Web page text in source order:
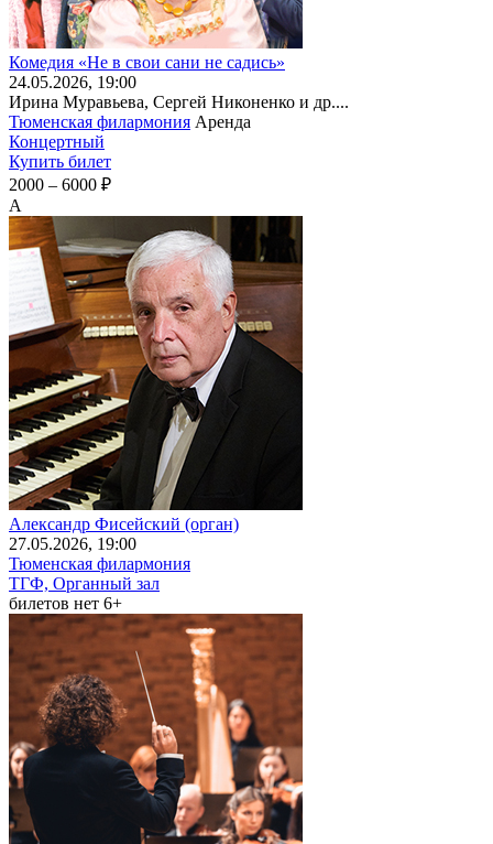
Комедия «Не в свои сани не садись»
24.05.2026, 19:00
Ирина Муравьева, Сергей Никоненко и др....
Тюменская филармония Аренда
Концертный
Купить билет
2000 – 6000 ₽
А
Александр Фисейский (орган)
27.05.2026, 19:00
Тюменская филармония
ТГФ, Органный зал
билетов нет 6+